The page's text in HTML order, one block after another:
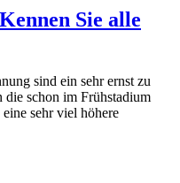
Sie alle
sind ein sehr ernst zu
die schon im Frühstadium
sehr viel höhere